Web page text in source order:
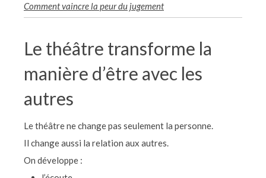
Comment vaincre la peur du jugement
Le théâtre transforme la
manière d’être avec les
autres
Le théâtre ne change pas seulement la personne.
Il change aussi la relation aux autres.
On développe :